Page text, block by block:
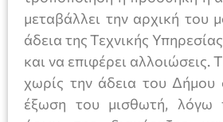
μεταβάλλει την αρχική του
άδεια της Τεχνικής
και να επιφέρει αλλοιώσεις.
χωρίς την άδεια του Δήμου
έξωση του μισθωτή, λόγω